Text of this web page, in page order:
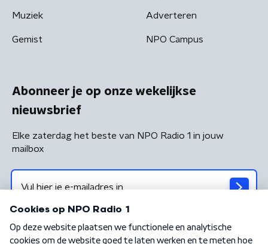
Muziek
Gemist
Adverteren
NPO Campus
Abonneer je op onze wekelijkse
nieuwsbrief
Elke zaterdag het beste van NPO Radio 1 in jouw
mailbox